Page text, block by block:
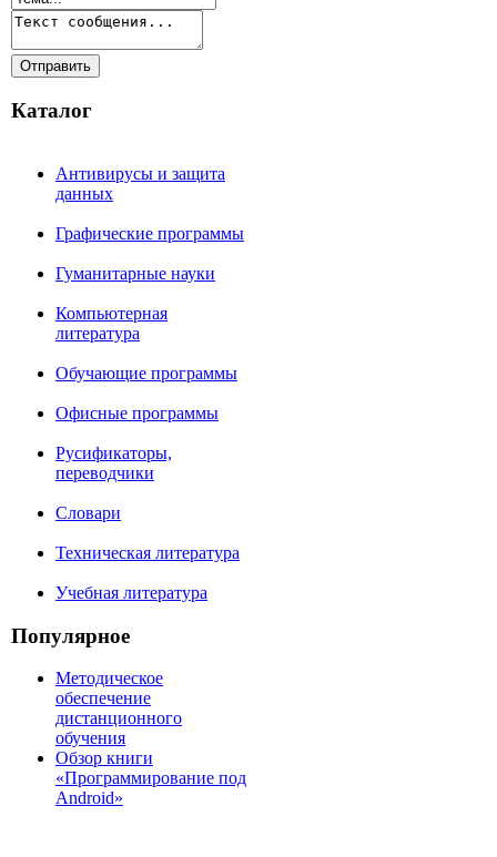
Каталог
Антивирусы и защита
данных
Графические программы
Гуманитарные науки
Компьютерная
литература
Обучающие программы
Офисные программы
Русификаторы,
переводчики
Словари
Техническая литература
Учебная литература
Популярное
Методическое
обеспечение
дистанционного
обучения
Обзор книги
«Программирование под
Android»